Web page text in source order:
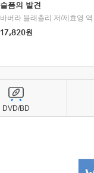
슬픔의 발견
바버라 블래츨리 저/제효영 역
17,820원
DVD/BD